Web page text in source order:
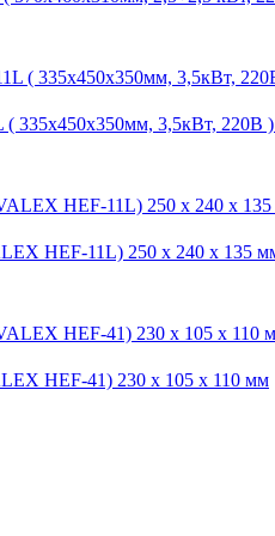
335х450х350мм, 3,5кВт, 220В )
HEF-11L) 250 х 240 х 135
HEF-41) 230 х 105 х 110 мм